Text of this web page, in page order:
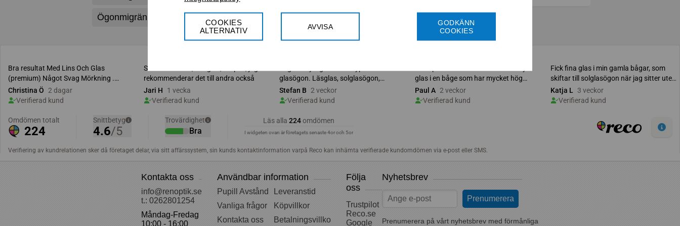
Ögonmigrän
Kontakta oss
info@renoptik.se
t.: 0262801254
Måndag-Fredag
10:00 - 16:00
Användbar information
Pupill Avstånd
Leveranstid
Vanliga frågor
Köpvillkor
Kontakta oss
Betalningsvillkor
Följa
oss
Trustpilot
Reco.se
Google
Nyhetsbrev
Prenumerera på vårt nyhetsbrev med förmånliga
COOKIES
ALTERNATIV
AVVISA
GODKÄNN
COOKIES